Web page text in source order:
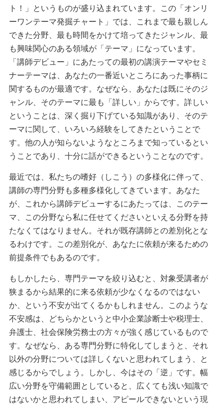
ト！」というものが盛り込まれています。この「オンリ
ーワンテーマ発掘チャート」では、これまで最も親しん
できた分野、最も時間をかけて培ってきたジャンル、最
も興味関心のある領域が「テーマ」になっています。
「講師デビュー」にあたっての最初の講演テーマやセミ
ナーテーマは、あなたの一番近いところにあった事柄に
関するものが最適です。なぜなら、あなたは既にそのジ
ャンル、そのテーマに最も「詳しい」からです。詳しい
ということは、深く掘り下げている知識があり、そのテ
ーマに関して、いろいろ経験をしてきたということで
す。他の人が知らないようなところまで知っているとい
うことであり、十分に話ができるということなのです。
最近では、私たちの嗜好（しこう）の多様化に伴って、
講師の専門分野も多種多様化してきています。あなた
が、これから講師デビューするにあたっては、このテー
マ、この分野なら私に任せてくださいといえる分野を持
たなくてはなりません。それが既存講師との差別化とな
るわけです。この差別化が、あなたに依頼が来るための
前提条件でもあるのです。
もしかしたら、専門テーマを絞り込むと、対象受講者が
狭まるから結果的に来る依頼が少なくなるのではない
か、という不安が出てくるかもしれません。このような
不安感は、どちらかというと中小企業診断士や税理士、
弁護士、社会保険労務士の方々が強く感じているもので
す。なぜなら、ある専門分野に特化してしまうと、それ
以外の分野については詳しくないと思われてしまう、と
感じるからでしょう。しかし、今はその「逆」です。幅
広い分野を守備範囲としていると、広くても浅い知識で
はないかと思われてしまい、アピールできないという現